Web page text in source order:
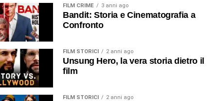
FILM CRIME 3 anni ago
Bandit: Storia e Cinematografia a
Confronto
FILM STORICI 2 anni ago
Unsung Hero, la vera storia dietro il
film
FILM STORICI 2 anni ago